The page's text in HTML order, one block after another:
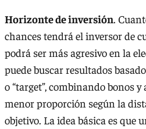
Horizonte de inversión.
chances tendrá el inversor de
podrá ser más agresivo en la
puede buscar resultados
o “target”, combinando bonos
menor proporción según la
objetivo. La idea básica es que